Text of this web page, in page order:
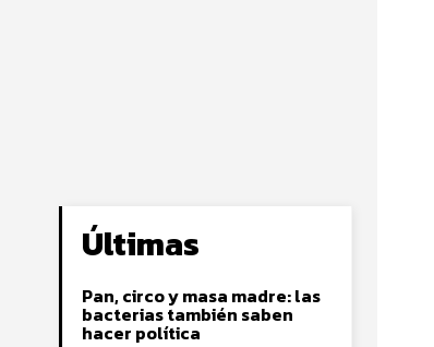
Últimas
Pan, circo y masa madre: las
bacterias también saben
hacer política